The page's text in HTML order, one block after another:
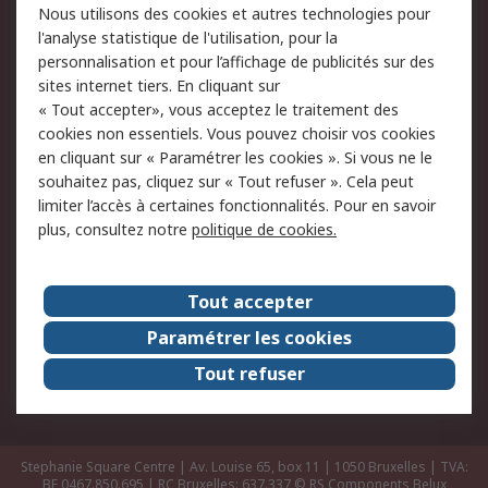
Retours
Support technique
Track & trace
Legal
Politique de cookies
Sécurité des e-mails
Politique de protection
des données - Mise à
jour
Conditions générales
de vente
A propos de RS
Le groupe RS Group
A propos de RS
RS dans le monde
Travaillez chez RS
ESG
Stephanie Square Centre | Av. Louise 65, box 11 | 1050 Bruxelles | TVA:
Nous utilisons des cookies et autres technologies pour
l'analyse statistique de l'utilisation, pour la
personnalisation et pour l’affichage de publicités sur des
sites internet tiers. En cliquant sur
« Tout accepter», vous acceptez le traitement des
cookies non essentiels. Vous pouvez choisir vos cookies
en cliquant sur « Paramétrer les cookies ». Si vous ne le
souhaitez pas, cliquez sur « Tout refuser ». Cela peut
limiter l’accès à certaines fonctionnalités. Pour en savoir
plus, consultez notre politique de cookies.
Tout accepter
Paramétrer les cookies
Tout refuser